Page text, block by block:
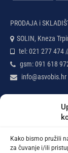
Kako bismo pružili
za čuvanje i/ili
PRODAJA i
SOLIN, Kneza
tel: 021 277 474
gsm: 091 618
info@asvobis.hr
VIJESTI i SAVJETI: